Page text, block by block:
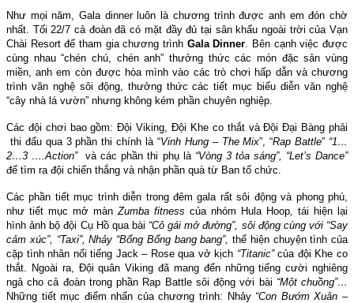
Như mọi năm, Gala dinner luôn là chương trình được anh em đón chờ
nhất. Tối 22/7 cả đoàn đã có mặt đầy đủ tại sân khấu ngoài trời của Vạn
Chài Resort để tham gia chương trình Gala Dinner . Bên cạnh việc được
cùng nhau “chén chú, chén anh” thưởng thức các món đặc sản vùng
miền, anh em còn được hòa mình vào các trò chơi hấp dẫn và chương
trình văn nghệ sôi động, thưởng thức các tiết mục biểu diễn văn nghệ
“cây nhà lá vườn” nhưng không kém phần chuyên nghiệp.
Các đội chơi bao gồm: Đội Viking, Đội Khe co thắt và Đội Đại Bàng phải
thi đấu qua 3 phần thi chính là “Vinh Hung – The Mix”, “Rap Battle” “1…
2…3 ….Action” và các phần thi phụ là“Vòng 3 tỏa sáng”, “Let’s Dance”
để tìm ra đội chiến thắng và nhận phần quà từ Ban tổ chức.
Các phần tiết mục trình diễn trong đêm gala rất sôi động và phong phú,
như tiết mục mở màn Zumba fitness của nhóm Hula Hoop
tái hiện lại
hình ảnh bộ đội Cụ Hồ qua bài “Cô gái mở đường”, sôi động cùng với“Say
cảm xúc”, “Taxi”,Nhảy “Bống Bống bang bang”, thể hiện chuyện tình của
cặp tình nhân nổi tiếng Jack – Rose qua vở kịch “Titanic”của đội Khe co
thắt.
Ngoài ra, Đội quân Viking đã mang đến những tiếng cười nghiêng
ngả cho cả đoàn trong phần Rap Battle sôi động với bài “Một chuồng”…
Những tiết mục điểm nhấn của chương trình: Nhảy“Con Bướm Xuân –